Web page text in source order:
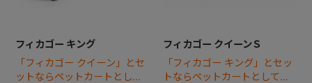
フィカゴー キング
「フィカゴー クイーン」とセ
ットならペットカートとして
フィカゴー クイーンＳ
「フィカゴー キング」とセッ
トならペットカートとしても